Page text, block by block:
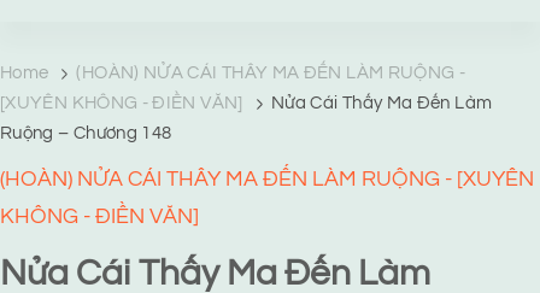
Home
(HOÀN) NỬA CÁI THÂY MA ĐẾN LÀM RUỘNG -
[XUYÊN KHÔNG - ĐIỀN VĂN]
Nửa Cái Thấy Ma Đến Làm
Ruộng – Chương 148
(HOÀN) NỬA CÁI THÂY MA ĐẾN LÀM RUỘNG - [XUYÊN
KHÔNG - ĐIỀN VĂN]
Nửa Cái Thấy Ma Đến Làm